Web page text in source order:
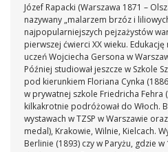
Józef Rapacki (Warszawa 1871 –
nazywany „malarzem brzóz i
najpopularniejszych pejzażystów
pierwszej ćwierci XX wieku.
uczeń Wojciecha Gersona w
Później studiował jeszcze w Szkole
pod kierunkiem Floriana Cynka
w prywatnej szkole Friedricha Fehra
kilkakrotnie podróżował do Włoch.
wystawach w TZSP w Warszawie
medal), Krakowie, Wilnie, Kielcach.
Berlinie (1893) czy w Paryżu, gdzie